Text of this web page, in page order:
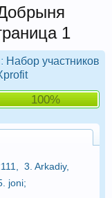
1
Набор участников
100%
3. Arkadiy,
joni;